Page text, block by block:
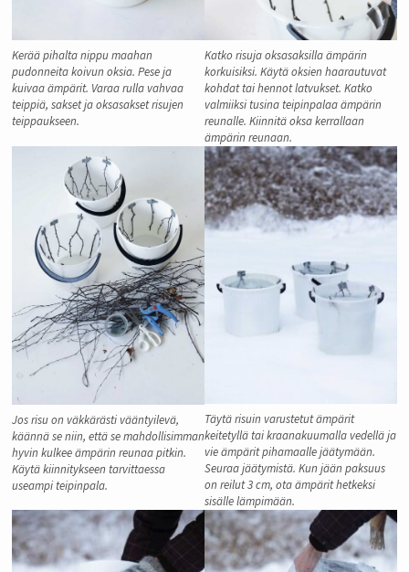
Kerää pihalta nippu maahan
pudonneita koivun oksia. Pese ja
kuivaa ämpärit. Varaa rulla vahvaa
teippiä, sakset ja oksasakset risujen
teippaukseen.
Katko risuja oksasaksilla ämpärin
korkuisiksi. Käytä oksien haarautuvat
kohdat tai hennot latvukset. Katko
valmiiksi tusina teipinpalaa ämpärin
reunalle. Kiinnitä oksa kerrallaan
ämpärin reunaan.
Jos risu on väkkärästi vääntyilevä,
käännä se niin, että se mahdollisimman
hyvin kulkee ämpärin reunaa pitkin.
Käytä kiinnitykseen tarvittaessa
useampi teipinpala.
Täytä risuin varustetut ämpärit
keitetyllä tai kraanakuumalla vedellä ja
vie ämpärit pihamaalle jäätymään.
Seuraa jäätymistä. Kun jään paksuus
on reilut 3 cm, ota ämpärit hetkeksi
sisälle lämpimään.